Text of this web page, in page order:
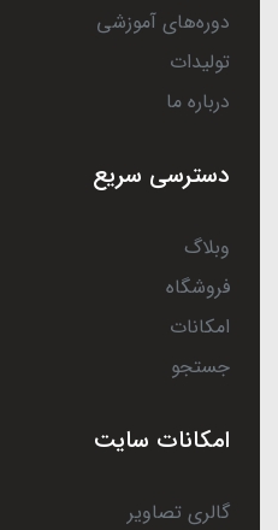
دوره‌های آموزشی
تولیدات
درباره ما
دسترسی سریع
وبلاگ
فروشگاه
امکانات
جستجو
امکانات سایت
گالری تصاویر